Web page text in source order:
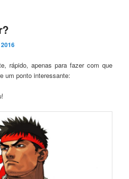
rápido, apenas para fazer com que
um ponto interessante: